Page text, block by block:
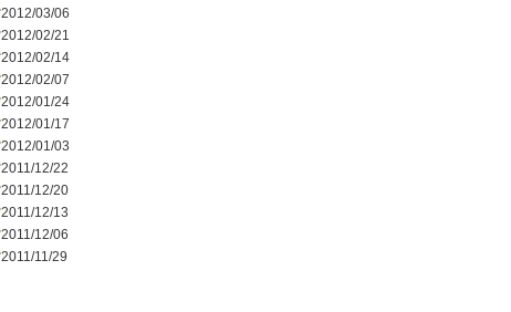
2012/03/06
2012/02/21
2012/02/14
2012/02/07
2012/01/24
2012/01/17
2012/01/03
2011/12/22
2011/12/20
2011/12/13
2011/12/06
2011/11/29